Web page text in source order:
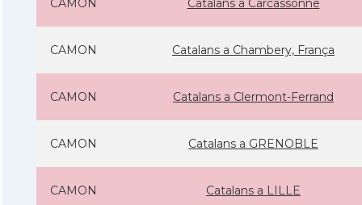
CAMON Catalans a Carcassonne
CAMON Catalans a Chambery, França
CAMON Catalans a Clermont-Ferrand
CAMON Catalans a GRENOBLE
CAMON Catalans a LILLE